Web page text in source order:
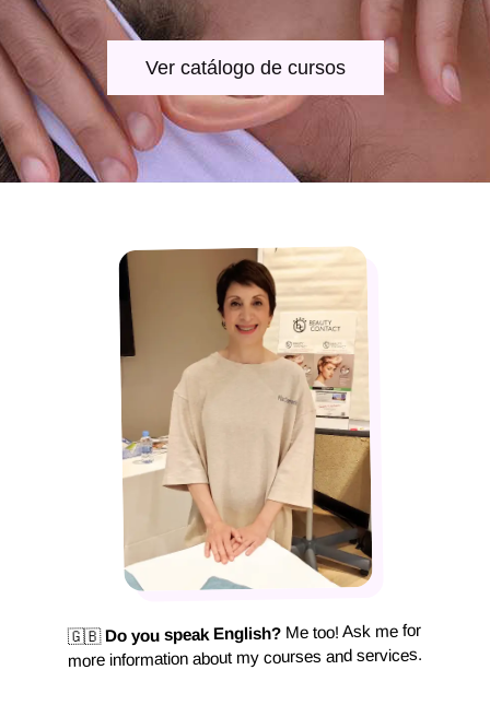
Ver catálogo de cursos
🇬🇧Do you speak English? Me too! Ask me for
more information about my courses and services.